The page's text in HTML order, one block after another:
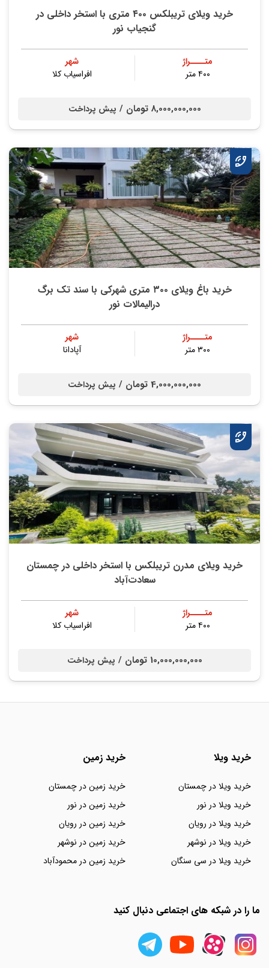
خرید ویلای تریبلکس ۴۰۰ متری با استخر داخلی در
گنجیاب نور
متــــراژ
۴۰۰ متر
شهر
افراسیاب کلا
8,000,000,000 تومان / پیش پرداخت
خرید باغ ویلای ۳۰۰ متری شهرکی با سند تک برگ
درالیمالات نور
متــــراژ
۳۰۰ متر
شهر
آپادانا
4,000,000,000 تومان / پیش پرداخت
خرید ویلای مدرن تریبلکس با استخر داخلی در چمستان
سعادت‌آباد
متــــراژ
۴۰۰ متر
شهر
افراسیاب کلا
10,000,000,000 تومان / پیش پرداخت
خرید ویلا
خرید ویلا در چمستان
خرید ویلا در نور
خرید ویلا در رویان
خرید ویلا در نوشهر
خرید ویلا در سی سنگان
خرید زمین
خرید زمین در چمستان
خرید زمین در نور
خرید زمین در رویان
خرید زمین در نوشهر
خرید زمین در محمودآباد
ما را در شبکه های اجتماعی دنبال کنید